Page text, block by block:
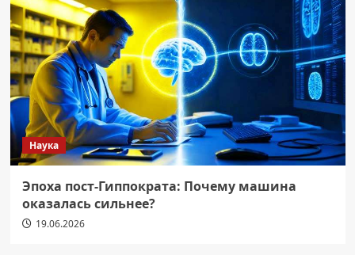
Наука
Эпоха пост-Гиппократа: Почему машина
оказалась сильнее?
19.06.2026